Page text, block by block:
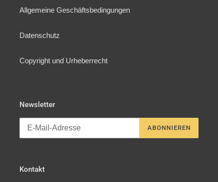
Allgemeine Geschäftsbedingungen
Datenschutz
Copyright und Urheberrecht
Newsletter
ABONNIEREN
Kontakt